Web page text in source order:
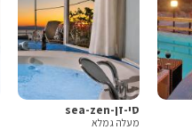
סי-זן-sea-zen
מעלה גמלא